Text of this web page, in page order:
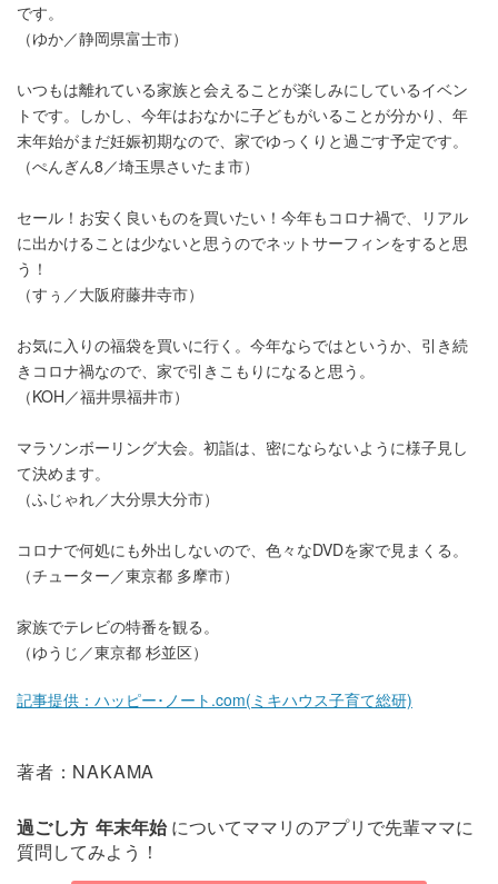
です。
（ゆか／静岡県富士市）
いつもは離れている家族と会えることが楽しみにしているイベン
トです。しかし、今年はおなかに子どもがいることが分かり、年
末年始がまだ妊娠初期なので、家でゆっくりと過ごす予定です。
（ぺんぎん8／埼玉県さいたま市）
セール！お安く良いものを買いたい！今年もコロナ禍で、リアル
に出かけることは少ないと思うのでネットサーフィンをすると思
う！
（すぅ／大阪府藤井寺市）
お気に入りの福袋を買いに行く。今年ならではというか、引き続
きコロナ禍なので、家で引きこもりになると思う。
（KOH／福井県福井市）
マラソンボーリング大会。初詣は、密にならないように様子見し
て決めます。
（ふじゃれ／大分県大分市）
コロナで何処にも外出しないので、色々なDVDを家で見まくる。
（チューター／東京都 多摩市）
家族でテレビの特番を観る。
（ゆうじ／東京都 杉並区）
記事提供：ハッピー･ノート.com(ミキハウス子育て総研)
著者：NAKAMA
過ごし方 年末年始についてママリのアプリで先輩ママに
質問してみよう！